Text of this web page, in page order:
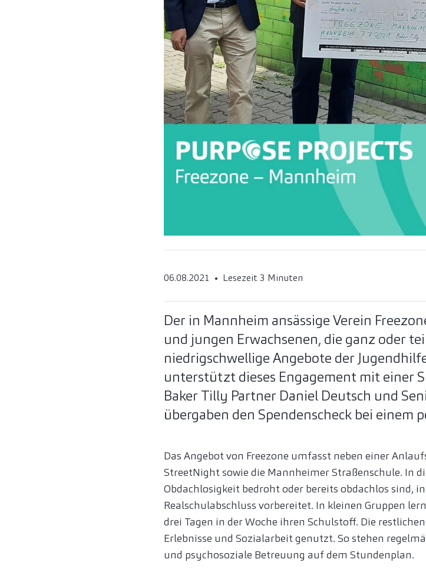
06.08.2021 Lesezeit 3 Minuten
Der in Mannheim ansässige Verein
und jungen Erwachsenen, die ganz oder
niedrigschwellige Angebote der
unterstützt dieses Engagement mit einer
Baker Tilly Partner Daniel Deutsch und
übergaben den Spendenscheck bei einem
Das Angebot von Freezone umfasst neben einer
StreetNight sowie die Mannheimer Straßenschule. In
Obdachlosigkeit bedroht oder bereits obdachlos sind,
Realschulabschluss vorbereitet. In kleinen Gruppen
drei Tagen in der Woche ihren Schulstoff. Die
Erlebnisse und Sozialarbeit genutzt. So stehen
und psychosoziale Betreuung auf dem Stundenplan.